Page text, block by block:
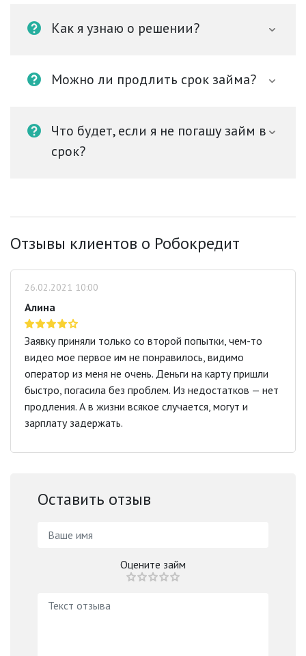
Как я узнаю о решении?
Можно ли продлить срок займа?
Что будет, если я не погашу займ в
срок?
Отзывы клиентов о Робокредит
26.02.2021 10:00
Алина
Заявку приняли только со второй попытки, чем-то
видео мое первое им не понравилось, видимо
оператор из меня не очень. Деньги на карту пришли
быстро, погасила без проблем. Из недостатков — нет
продления. А в жизни всякое случается, могут и
зарплату задержать.
Оставить отзыв
Оцените займ